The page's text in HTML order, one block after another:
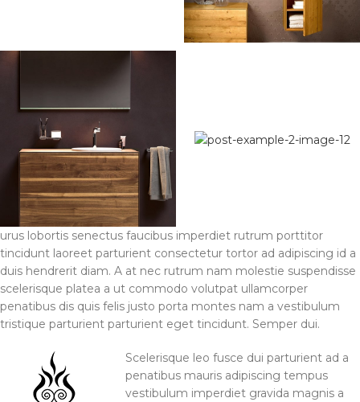
urus lobortis senectus faucibus imperdiet rutrum porttitor
tincidunt laoreet parturient consectetur tortor ad adipiscing id a
duis hendrerit diam. A at nec rutrum nam molestie suspendisse
scelerisque platea a ut commodo volutpat ullamcorper
penatibus dis quis felis justo porta montes nam a vestibulum
tristique parturient parturient eget tincidunt. Semper dui.
Scelerisque leo fusce dui parturient ad a
penatibus mauris adipiscing tempus
vestibulum imperdiet gravida magnis a